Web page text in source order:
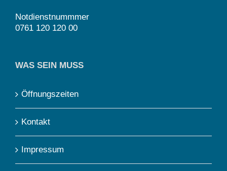
Notdienstnummmer
0761 120 120 00
WAS SEIN MUSS
Öffnungszeiten
Kontakt
Impressum